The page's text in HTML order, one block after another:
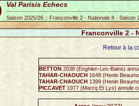
Val Parisis Echecs
Saison 2025/26 :: Franconville 2 - Nationale II - Saison
Franconville 2 -
Retour à la
BETTON 2038 (Enghien-Les-Bains)
TAHAR-CHAOUCH 1648 (Henin
TAHAR-CHAOUCH 1399 (Henin
PICCAVET 1977 (Marcq Et Lys) annule